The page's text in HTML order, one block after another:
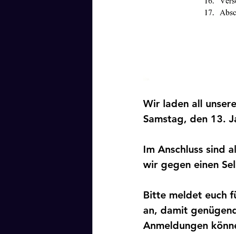
Wir laden all
Samstag, den 13.
Im Anschluss sind
wir gegen einen
Bitte meldet euch
an, damit
Anmeldungen